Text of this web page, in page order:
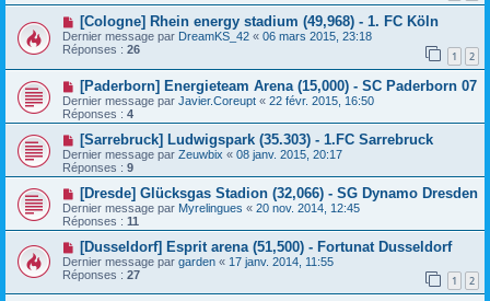
[Cologne] Rhein energy stadium (49,968) - 1. FC Köln
Dernier message par DreamKS_42 « 06 mars 2015, 23:18
Réponses : 26 1 2
[Paderborn] Energieteam Arena (15,000) - SC Paderborn 07
Dernier message par Javier.Coreupt « 22 févr. 2015, 16:50
Réponses : 4
[Sarrebruck] Ludwigspark (35.303) - 1.FC Sarrebruck
Dernier message par Zeuwbix « 08 janv. 2015, 20:17
Réponses : 9
[Dresde] Glücksgas Stadion (32,066) - SG Dynamo Dresden
Dernier message par Myrelingues « 20 nov. 2014, 12:45
Réponses : 11
[Dusseldorf] Esprit arena (51,500) - Fortunat Dusseldorf
Dernier message par garden « 17 janv. 2014, 11:55
Réponses : 27 1 2